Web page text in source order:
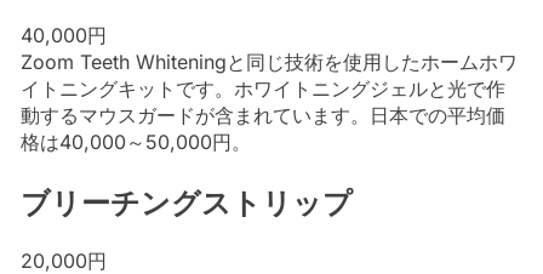
40,000円
Zoom Teeth Whiteningと同じ技術を使用したホームホワ
イトニングキットです。ホワイトニングジェルと光で作
動するマウスガードが含まれています。日本での平均価
格は40,000～50,000円。
ブリーチングストリップ
20,000円